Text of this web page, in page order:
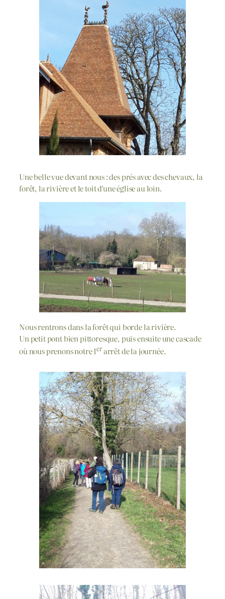
Une belle vue devant nous : des prés avec des chevaux, la
forêt, la rivière et le toit d’une église au loin.
Nous rentrons dans la forêt qui borde la rivière.
Un petit pont bien pittoresque, puis ensuite une cascade
où nous prenons notre 1erarrêt de la journée.